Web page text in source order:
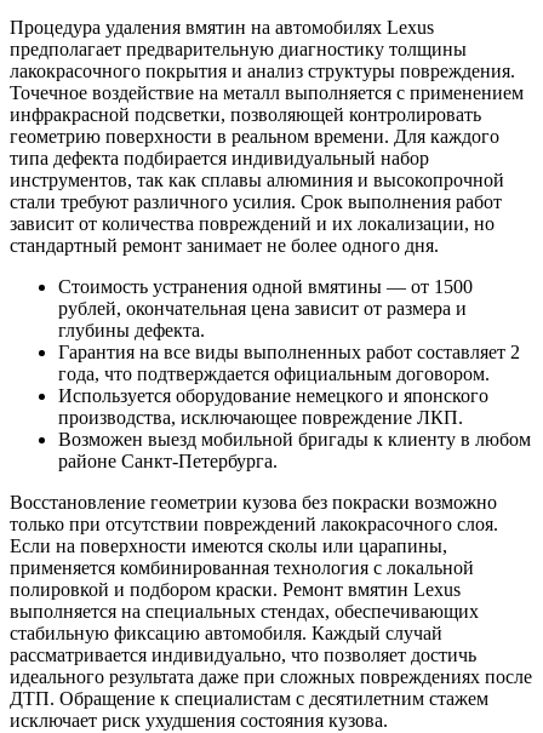
Процедура удаления вмятин на автомобилях Lexus
предполагает предварительную диагностику толщины
лакокрасочного покрытия и анализ структуры повреждения.
Точечное воздействие на металл выполняется с применением
инфракрасной подсветки, позволяющей контролировать
геометрию поверхности в реальном времени. Для каждого
типа дефекта подбирается индивидуальный набор
инструментов, так как сплавы алюминия и высокопрочной
стали требуют различного усилия. Срок выполнения работ
зависит от количества повреждений и их локализации, но
стандартный ремонт занимает не более одного дня.
Стоимость устранения одной вмятины — от 1500
рублей, окончательная цена зависит от размера и
глубины дефекта.
Гарантия на все виды выполненных работ составляет 2
года, что подтверждается официальным договором.
Используется оборудование немецкого и японского
производства, исключающее повреждение ЛКП.
Возможен выезд мобильной бригады к клиенту в любом
районе Санкт-Петербурга.
Восстановление геометрии кузова без покраски возможно
только при отсутствии повреждений лакокрасочного слоя.
Если на поверхности имеются сколы или царапины,
применяется комбинированная технология с локальной
полировкой и подбором краски. Ремонт вмятин Lexus
выполняется на специальных стендах, обеспечивающих
стабильную фиксацию автомобиля. Каждый случай
рассматривается индивидуально, что позволяет достичь
идеального результата даже при сложных повреждениях после
ДТП. Обращение к специалистам с десятилетним стажем
исключает риск ухудшения состояния кузова.